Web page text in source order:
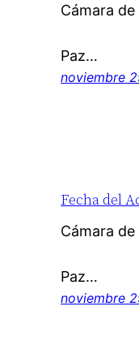
Cámara
Paz…
noviembre
Fecha del
Cámara
Paz…
noviembre